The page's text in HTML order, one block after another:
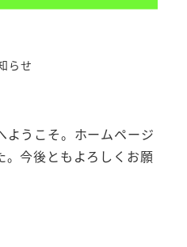
ー
らせ
ようこそ。ホームページ
。今後ともよろしくお願